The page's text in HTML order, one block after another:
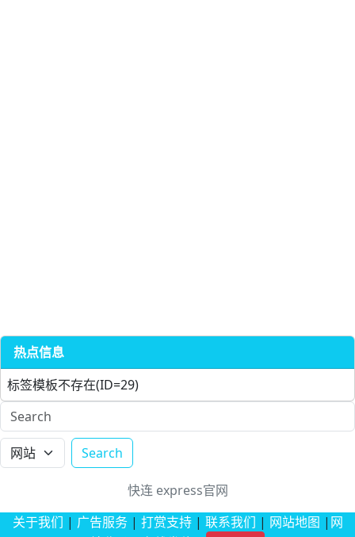
热点信息
标签模板不存在(ID=29)
Search
快连 express官网
关于我们 | 广告服务| 打赏支持| 联系我们 | 网站地图 | 网